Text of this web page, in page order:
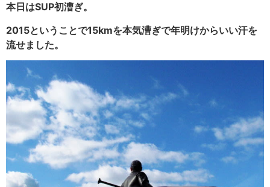
本日はSUP初漕ぎ。
2015ということで15kmを本気漕ぎで年明けからいい汗を
流せました。